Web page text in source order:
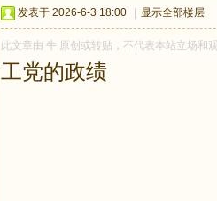
发表于 2026-6-3 18:00 显示全部楼层
此文章由 牛 原创或转贴，不代表本站立场和
工党的政绩